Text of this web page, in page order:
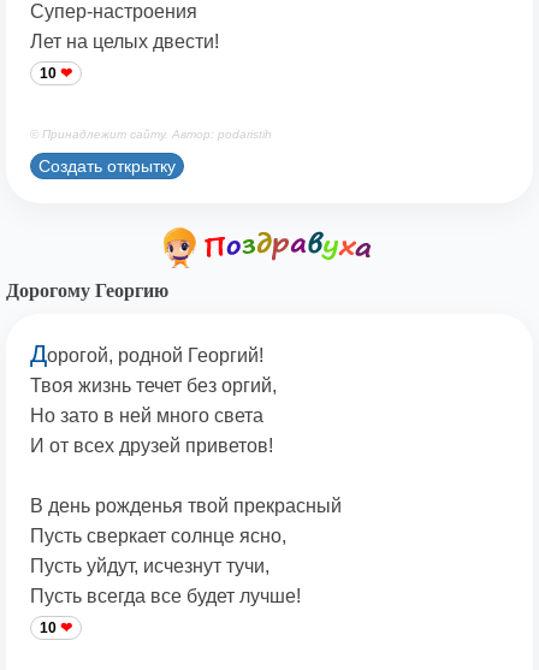
Супер-настроения
Лет на целых двести!
10
© Принадлежит сайту. Автор: podaristih
Создать открытку
Дорогому Георгию
Дорогой, родной Георгий!
Твоя жизнь течет без оргий,
Но зато в ней много света
И от всех друзей приветов!
В день рожденья твой прекрасный
Пусть сверкает солнце ясно,
Пусть уйдут, исчезнут тучи,
Пусть всегда все будет лучше!
10